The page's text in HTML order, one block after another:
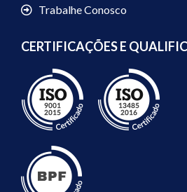
Trabalhe Conosco
CERTIFICAÇÕES E